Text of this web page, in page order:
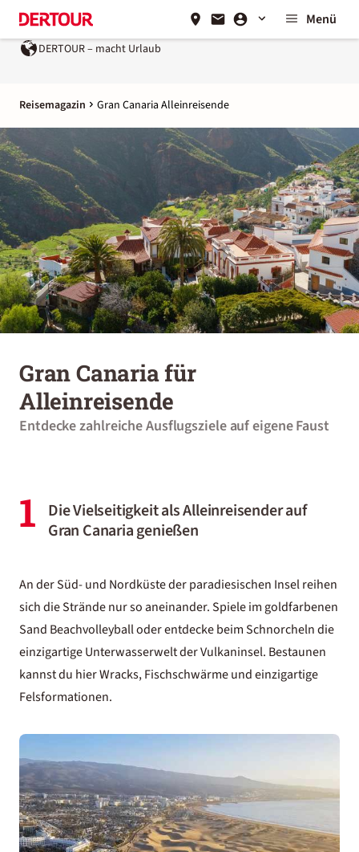
Menü
DERTOUR – macht Urlaub
Reisemagazin Gran Canaria Alleinreisende
Gran Canaria für
Alleinreisende
Entdecke zahlreiche Ausflugsziele auf eigene Faust
1
Die Vielseitigkeit als Alleinreisender auf
Gran Canaria genießen
An der Süd- und Nordküste der paradiesischen Insel reihen
sich die Strände nur so aneinander. Spiele im goldfarbenen
Sand Beachvolleyball oder entdecke beim Schnorcheln die
einzigartige Unterwasserwelt der Vulkaninsel. Bestaunen
kannst du hier Wracks, Fischschwärme und einzigartige
Felsformationen.